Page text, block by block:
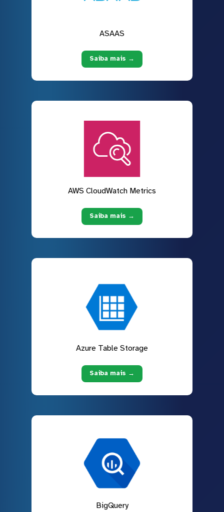
ASAAS
Saiba mais →
AWS CloudWatch Metrics
Saiba mais →
Azure Table Storage
Saiba mais →
BigQuery